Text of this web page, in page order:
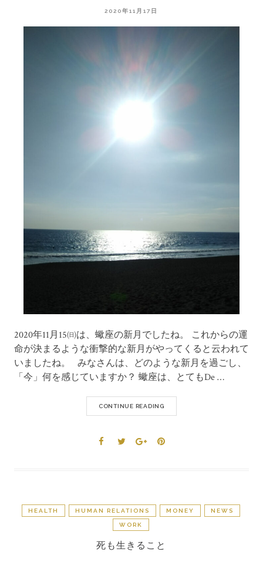
2020年11月17日
2020年11月15㈰は、蠍座の新月でしたね。 これからの運
命が決まるような衝撃的な新月がやってくると云われて
いましたね。 みなさんは、どのような新月を過ごし、
「今」何を感じていますか？ 蠍座は、とてもDe …
CONTINUE READING
HEALTH HUMAN RELATIONS MONEY NEWS
WORK
死も生きること